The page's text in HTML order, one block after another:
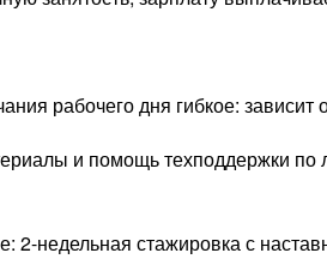
рабочего дня гибкое: зависит
и помощь техподдержки
недельная стажировка с